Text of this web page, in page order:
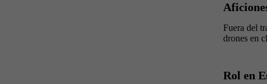
Fuera del
drones en
Rol en